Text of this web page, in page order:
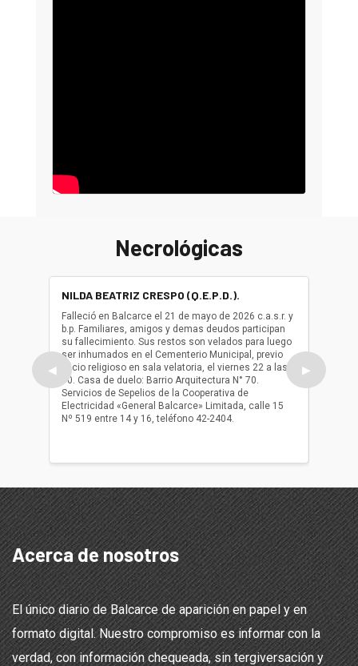
Necrológicas
◀
NILDA BEATRIZ CRESPO (Q.E.P.D.).
Falleció en Balcarce el 21 de mayo de 2026 c.a.s.r. y
b.p. Familiares, amigos y demas deudos participan
su fallecimiento. Sus restos son velados para luego
ser inhumados en el Cementerio Municipal, previo
oficio religioso en sala velatoria, el viernes 22 a las
10. Casa de duelo: Barrio Arquitectura N° 70.
Servicios de Sepelios de la Cooperativa de
Electricidad «General Balcarce» Limitada, calle 15
Nº 519 entre 14 y 16, teléfono 42-2404.
ser
oficio
▶
Acerca de nosotros
El único diario de Balcarce de aparición en papel y en
formato digital. Nuestro compromiso es informar con la
verdad, con información chequeada, sin tergiversación y